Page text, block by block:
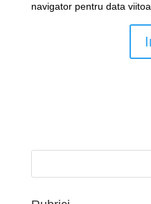
navigator pentru data